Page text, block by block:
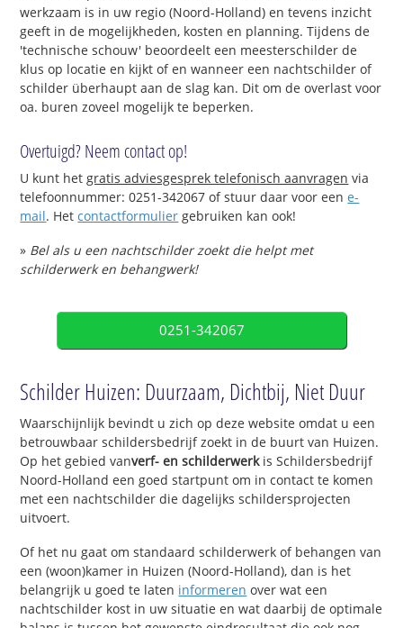
werkzaam is in uw regio (Noord-Holland) en tevens inzicht
geeft in de mogelijkheden, kosten en planning. Tijdens de
'technische schouw' beoordeelt een meesterschilder de
klus op locatie en kijkt of en wanneer een nachtschilder of
schilder überhaupt aan de slag kan. Dit om de overlast voor
oa. buren zoveel mogelijk te beperken.
Overtuigd? Neem contact op!
U kunt hetgratis adviesgesprek telefonisch aanvragen via
telefoonnummer: 0251-342067 of stuur daar voor eene-
mail. Hetcontactformulier gebruiken kan ook!
» Bel als u een nachtschilder zoekt die helpt met
schilderwerk en behangwerk!
0251-342067
Schilder Huizen: Duurzaam, Dichtbij, Niet Duur
Waarschijnlijk bevindt u zich op deze website omdat u een
betrouwbaar schildersbedrijf zoekt in de buurt van Huizen.
Op het gebied vanverf- en schilderwerkis Schildersbedrijf
Noord-Holland een goed startpunt om in contact te komen
met een nachtschilder die dagelijks schildersprojecten
uitvoert.
Of het nu gaat om standaard schilderwerk of behangen van
een (woon)kamer in Huizen (Noord-Holland), dan is het
belangrijk u goed te laten informeren over wat een
nachtschilder kost in uw situatie en wat daarbij de optimale